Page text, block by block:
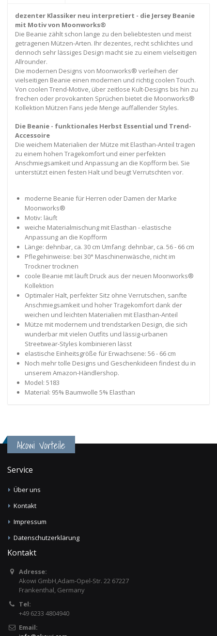
dezenter Klassiker neu interpretiert - die Jersey Beanie
mit Motiv von Moonworks®
Die Beanie zählt schon lange zu den beliebtesten und meist
getragenen Mützen-Arten. Ihr dezentes, recht schlichtes und
dennoch sehr lässiges Design macht sie zu einem vielseitigen
Allrounder.
Die modernen Designs von Moonworks® verleihen der
vielseitigen Beanie einen modernen und richtig coolen Touch.
Von coolen Trend-Motive, über zeitlose Kult-Designs bis hin zu
frechen oder provokanten Sprüchen bietet die Moonworks®
Kollektion Mützen Fans jede Menge auffallender Styles.
Die Beanie - funktionales Herbst Essential und Trend-
Accessoire
Die weichem Materialien der Mütze mit Elasthan-Anteil tragen
zu einem hohen Tragekomfort und einer perfekten
Anschmiegsamkeit und Anpassung an die Kopfform bei. Sie
unterstützt einen festen Halt und beugt Verrutschten vor.
moderne Beanie für Herren oder Damen der Marke
Moonworks®
Motiv: läuft
weiche Materialmischung mit Elasthan - elastische
Anpassung an die Kopfform
Länge: dehnbar, ca. 30 cm Umfang: dehnbar, ca. 56 - 66 cm
Pflegehinweise: bei 30° Maschinenwäsche, nicht im
Trockner trocknen
coole Beanie mit läuft Druck aus der neuen Moonworks®
Kollektion
Optimaler Halt, perfekter Sitz ohne Verrutschen, sanfte
Anschmiegsamkeit und hoher Tragekomfort dank der
weichen und leichten Materialien mit Elasthan-Anteil
Mütze mit modernem und trendstarken Design, die sich
wunderbar mit vielen Outfits und lässig-urbanen
Streetwear-Styles kombinieren lässt
elastische Einheitsgröße für Erwachsene: 56 - 66 cm
Noch mehr tolle Designs und Geschenkideen findest du in
unserem Amazon-Händlershop.
Model: 5183
Material: 95% Baumwolle 5% Elasthan
Akowi Vorteile
Service
Über uns
Kontakt
Impressum
Datenschutzerklärung
Kontakt
Adresse:
Akowi GmbH,Adam-Opel-Str. 22 67227
Frankenthal, Germany
Tel:
+49 6233 4804940
Email: